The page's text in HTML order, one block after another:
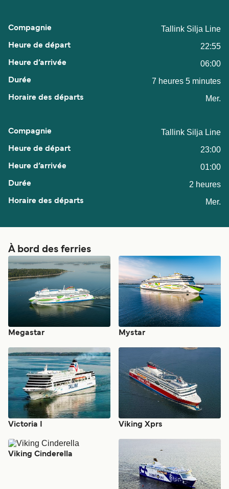
Tallink Silja Line
22:55
06:00
7 heures 5 minutes
Mer.
Tallink Silja Line
23:00
01:00
2 heures
Mer.
À bord des ferries
Megastar Mystar
Victoria I Viking Xprs
Viking Cinderella